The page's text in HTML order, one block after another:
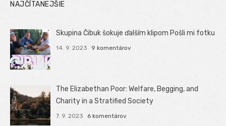
NAJČÍTANEJŠIE
Skupina Čibuk šokuje ďalším klipom Pošli mi fotku
14. 9. 2023 9 komentárov
The Elizabethan Poor: Welfare, Begging, and
Charity in a Stratified Society
7. 9. 2023 6 komentárov